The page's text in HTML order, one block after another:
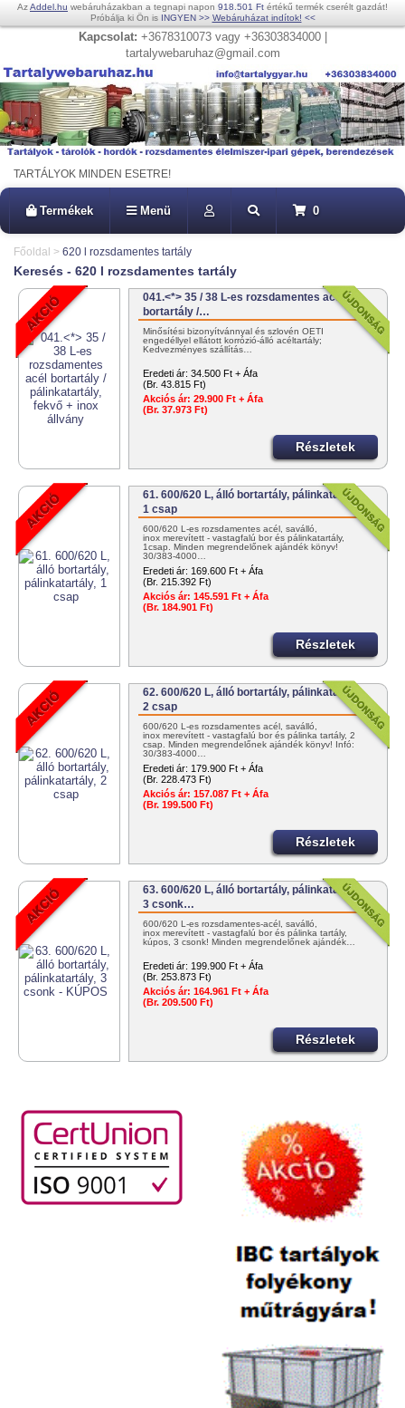
AzAddel.hu webáruházakban a tegnapi napon 918.501 Ft értékű termék cserélt gazdát!
Próbálja ki Ön is INGYEN >> Webáruházat indítok! <<
Kapcsolat: +3678310073 vagy +36303834000 |
tartalywebaruhaz@gmail.com
TARTÁLYOK MINDEN ESETRE!
Termékek Menü 0
Főoldal > 620 l rozsdamentes tartály
Keresés - 620 l rozsdamentes tartály
041.<*> 35 / 38 L-es rozsdamentes acél
bortartály /…
Minősítési bizonyítvánnyal és szlovén OÉTI
engedéllyel ellátott korrózió-álló acéltartály;
Kedvezményes szállítás…
Eredeti ár: 34.500 Ft + Áfa
(Br. 43.815 Ft)
Akciós ár: 29.900 Ft + Áfa
(Br. 37.973 Ft)
Részletek
61. 600/620 L, álló bortartály, pálinkatartály,
1 csap
600/620 L-es rozsdamentes acél, saválló,
inox merevített - vastagfalú bor és pálinkatartály,
1csap. Minden megrendelőnek ajándék könyv!
30/383-4000…
Eredeti ár: 169.600 Ft + Áfa
(Br. 215.392 Ft)
Akciós ár: 145.591 Ft + Áfa
(Br. 184.901 Ft)
Részletek
62. 600/620 L, álló bortartály, pálinkatartály,
2 csap
600/620 L-es rozsdamentes acél, saválló,
inox merevített - vastagfalú bor és pálinka tartály, 2
csap. Minden megrendelőnek ajándék könyv! Infó:
30/383-4000…
Eredeti ár: 179.900 Ft + Áfa
(Br. 228.473 Ft)
Akciós ár: 157.087 Ft + Áfa
(Br. 199.500 Ft)
Részletek
63. 600/620 L, álló bortartály, pálinkatartály,
3 csonk…
600/620 L-es rozsdamentes-acél, saválló,
inox merevített - vastagfalú bor és pálinka tartály,
kúpos, 3 csonk! Minden megrendelőnek ajándék…
Eredeti ár: 199.900 Ft + Áfa
(Br. 253.873 Ft)
Akciós ár: 164.961 Ft + Áfa
(Br. 209.500 Ft)
Részletek